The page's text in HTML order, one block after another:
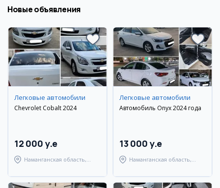
Новые объявления
Легковые автомобили
Chevrolet Cobalt 2024
12 000 y.e
Наманганская область,
Легковые автомобили
Автомобиль Onyx 2024 года
13 000 y.e
Наманганская область,